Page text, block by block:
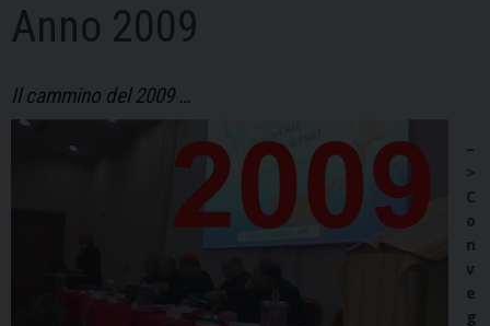
Anno 2009
Il cammino del 2009 …
–
>
C
o
n
v
e
g